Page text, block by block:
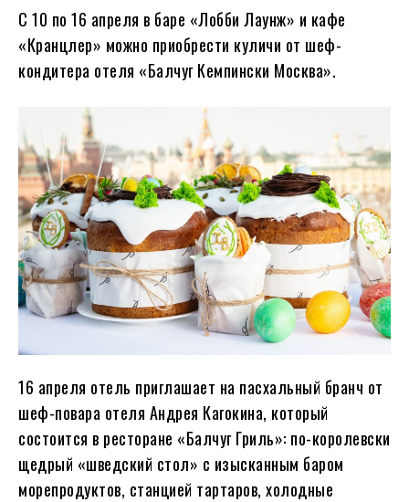
С 10 по 16 апреля в баре «Лобби Лаунж» и кафе
«Кранцлер» можно приобрести куличи от шеф-
кондитера отеля «Балчуг Кемпински Москва».
16 апреля отель приглашает на пасхальный бранч от
шеф-повара отеля Андрея Кагокина, который
состоится в ресторане «Балчуг Гриль»: по-королевски
щедрый «шведский стол» с изысканным баром
морепродуктов, станцией тартаров, холодные